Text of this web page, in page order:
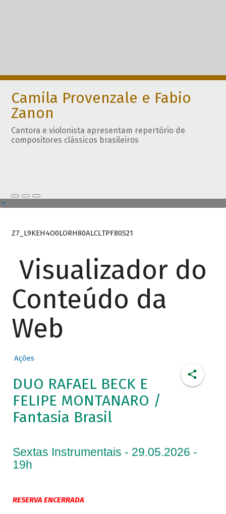
Camila Provenzale e Fabio
Zanon
Cantora e violonista apresentam repertório de
compositores clássicos brasileiros
Z7_L9KEH4O0LORH80ALCLTPF80S21
Visualizador do
Conteúdo da
Web
Ações
DUO RAFAEL BECK E
FELIPE MONTANARO /
Fantasia Brasil
Sextas Instrumentais - 29.05.2026 -
19h
RESERVA ENCERRADA